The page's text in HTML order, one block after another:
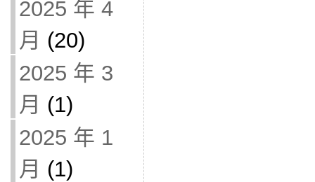
2025 年 4
月 (20)
2025 年 3
月 (1)
2025 年 1
月 (1)